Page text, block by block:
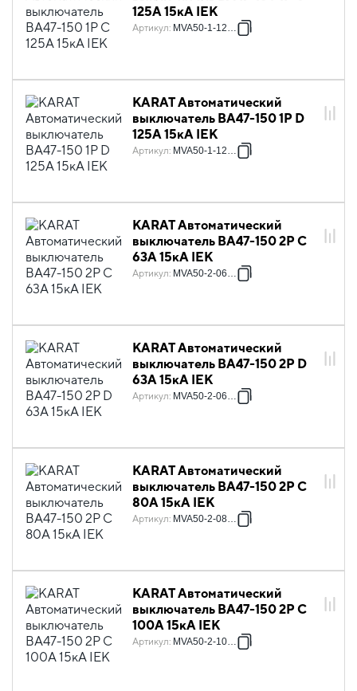
125А 15кА IEK
Артикул: MVA50-1-125-C
KARAT Автоматический
выключатель ВА47-150 1P D
125А 15кА IEK
Артикул: MVA50-1-125-D
KARAT Автоматический
выключатель ВА47-150 2P C
63А 15кА IEK
Артикул: MVA50-2-063-C
KARAT Автоматический
выключатель ВА47-150 2P D
63А 15кА IEK
Артикул: MVA50-2-063-D
KARAT Автоматический
выключатель ВА47-150 2P C
80А 15кА IEK
Артикул: MVA50-2-080-C
KARAT Автоматический
выключатель ВА47-150 2P C
100А 15кА IEK
Артикул: MVA50-2-100-C